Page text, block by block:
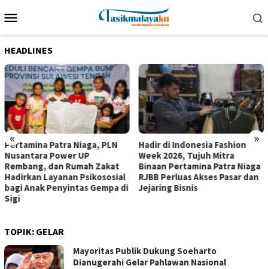
ke
Mobile
HEADLINES
« »
Pertamina Patra Niaga, PLN
Nusantara Power UP
Rembang, dan Rumah Zakat
Hadirkan Layanan Psikososial
bagi Anak Penyintas Gempa di
Sigi
Hadir di Indonesia Fashion
Week 2026, Tujuh Mitra
Binaan Pertamina Patra Niaga
RJBB Perluas Akses Pasar dan
Jejaring Bisnis
TOPIK: GELAR
Mayoritas Publik Dukung Soeharto
Dianugerahi Gelar Pahlawan Nasional